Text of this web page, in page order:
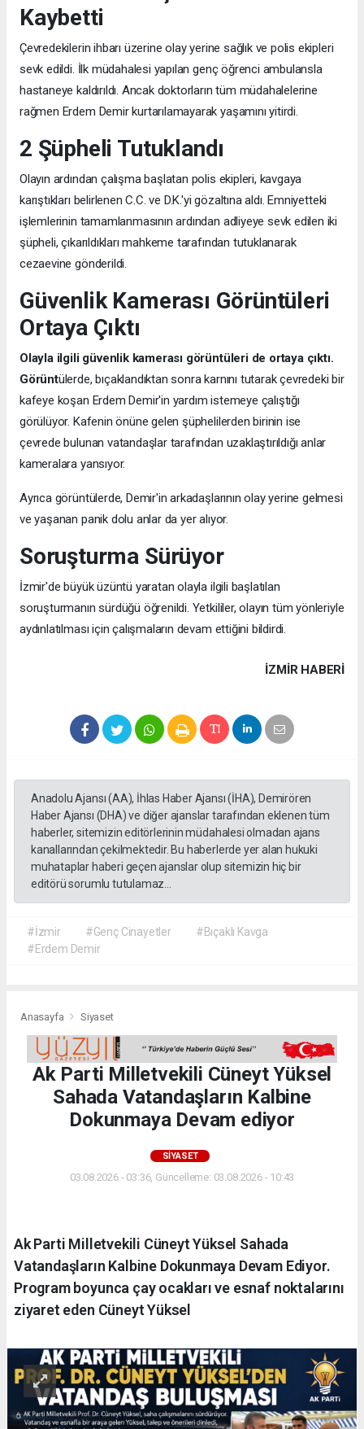
Kaybetti
Çevredekilerin ihbarı üzerine olay yerine sağlık ve polis ekipleri
sevk edildi. İlk müdahalesi yapılan genç öğrenci ambulansla
hastaneye kaldırıldı. Ancak doktorların tüm müdahalelerine
rağmen Erdem Demir kurtarılamayarak yaşamını yitirdi.
2 Şüpheli Tutuklandı
Olayın ardından çalışma başlatan polis ekipleri, kavgaya
karıştıkları belirlenen C.C. ve D.K.'yi gözaltına aldı. Emniyetteki
işlemlerinin tamamlanmasının ardından adliyeye sevk edilen iki
şüpheli, çıkarıldıkları mahkeme tarafından tutuklanarak
cezaevine gönderildi.
Güvenlik Kamerası Görüntüleri
Ortaya Çıktı
Olayla ilgili güvenlik kamerası görüntüleri de ortaya çıktı.
Görüntülerde, bıçaklandıktan sonra karnını tutarak çevredeki bir
kafeye koşan Erdem Demir'in yardım istemeye çalıştığı
görülüyor. Kafenin önüne gelen şüphelilerden birinin ise
çevrede bulunan vatandaşlar tarafından uzaklaştırıldığı anlar
kameralara yansıyor.
Ayrıca görüntülerde, Demir'in arkadaşlarının olay yerine gelmesi
ve yaşanan panik dolu anlar da yer alıyor.
Soruşturma Sürüyor
İzmir'de büyük üzüntü yaratan olayla ilgili başlatılan
soruşturmanın sürdüğü öğrenildi. Yetkililer, olayın tüm yönleriyle
aydınlatılması için çalışmaların devam ettiğini bildirdi.
İZMIR HABERİ
Anadolu Ajansı (AA), İhlas Haber Ajansı (İHA), Demirören
Haber Ajansı (DHA) ve diğer ajanslar tarafından eklenen tüm
haberler, sitemizin editörlerinin müdahalesi olmadan ajans
kanallarından çekilmektedir. Bu haberlerde yer alan hukuki
muhataplar haberi geçen ajanslar olup sitemizin hiç bir
editörü sorumlu tutulamaz...
#İzmir #Genç Cinayetler
#Bıçaklı Kavga
#Erdem Demir
Anasayfa Siyaset
Ak Parti Milletvekili Cüneyt Yüksel
Sahada Vatandaşların Kalbine
Dokunmaya Devam ediyor
SIYASET
03.08.2026 - 03:36, Güncelleme: 03.08.2026 - 10:43
Ak Parti Milletvekili Cüneyt Yüksel Sahada
Vatandaşların Kalbine Dokunmaya Devam Ediyor.
Program boyunca çay ocakları ve esnaf noktalarını
ziyaret eden Cüneyt Yüksel